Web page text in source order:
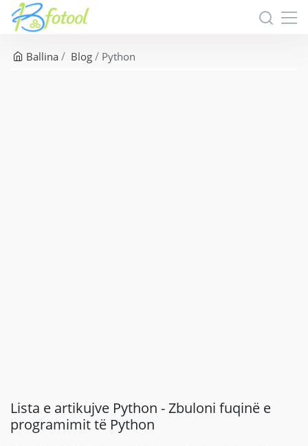
Ballina Blog Python
Lista e artikujve Python - Zbuloni fuqinë e
programimit të Python